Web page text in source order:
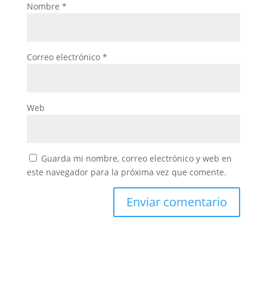
Nombre *
Correo electrónico *
Web
Guarda mi nombre, correo electrónico y web en
este navegador para la próxima vez que comente.